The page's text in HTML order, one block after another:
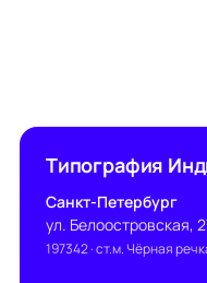
Типография
Санкт-Петербург
ул. Белоостровская,
197342· ст.м. Чёрная